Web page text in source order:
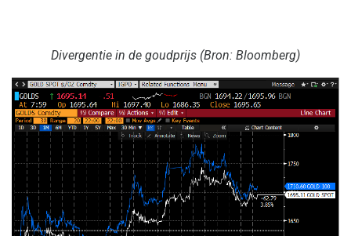
Divergentie in de goudprijs (Bron: Bloomberg)